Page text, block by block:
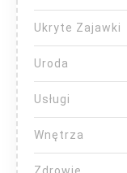
Ukryte Zajawki
Uroda
Usługi
Wnętrza